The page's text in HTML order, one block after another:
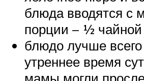
блюда вводятся с
порции – ½ чайной
блюдо лучше
утреннее время